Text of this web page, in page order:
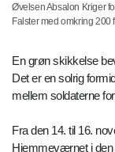
Øvelsen Absalon Kriger
Falster med omkring 200
En grøn skikkelse
Det er en solrig
mellem soldaterne
Fra den 14. til 16.
Hjemmeværnet i den